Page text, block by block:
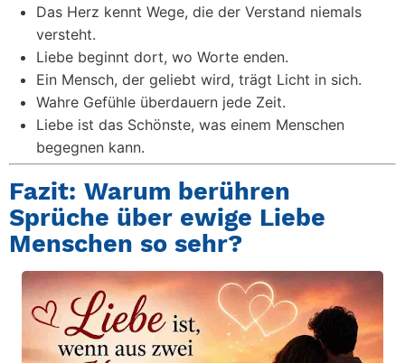
Das Herz kennt Wege, die der Verstand niemals
versteht.
Liebe beginnt dort, wo Worte enden.
Ein Mensch, der geliebt wird, trägt Licht in sich.
Wahre Gefühle überdauern jede Zeit.
Liebe ist das Schönste, was einem Menschen
begegnen kann.
Fazit: Warum berühren
Sprüche über ewige Liebe
Menschen so sehr?